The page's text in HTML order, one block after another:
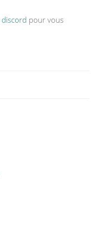
discord pour vous